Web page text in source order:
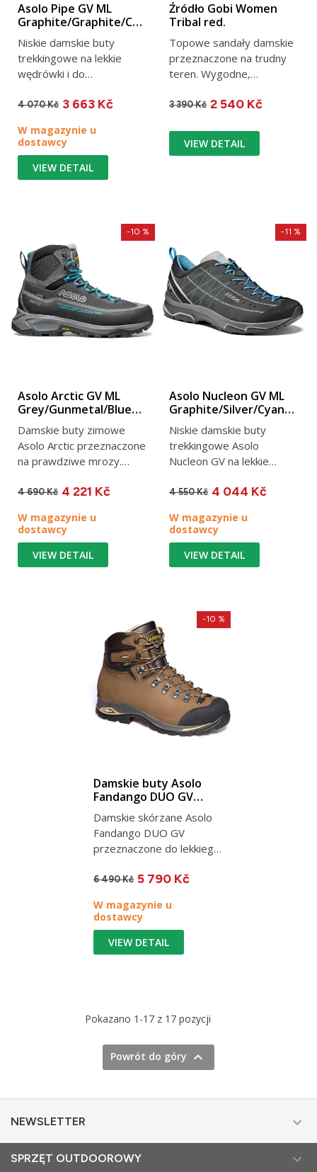
Asolo Pipe GV ML
Graphite/Graphite/Cyan
blue
Niskie damskie buty
trekkingowe na lekkie
wędrówki i do
Połączenie...
4 070 Kč 3 663 Kč
W magazynie u
dostawcy
VIEW DETAIL
Źródło Gobi Women
Tribal red.
Topowe sandały damskie
przeznaczone na trudny
teren. Wygodne,
wytrzymałe i trwałe.
3 390 Kč 2 540 Kč
VIEW DETAIL
Asolo Arctic GV ML
Grey/Gunmetal/Blue
peacock.
Damskie buty zimowe
Asolo Arctic przeznaczone
na prawdziwe mrozy.
4 690 Kč
-10 %
4 221 Kč
W magazynie u
dostawcy
VIEW DETAIL
Asolo Nucleon GV ML
Graphite/Silver/Cyan
blue.
Niskie damskie buty
trekkingowe Asolo
Nucleon GV na lekkie
codziennego noszenia....
4 550 Kč
-11 %
4 044 Kč
W magazynie u
dostawcy
VIEW DETAIL
Damskie buty Asolo
Fandango DUO GV
Brown
Damskie skórzane Asolo
Fandango DUO GV
przeznaczone do lekkiego
łonie...
6 490 Kč
-10 %
5 790 Kč
W magazynie u
dostawcy
VIEW DETAIL
Pokazano 1-17 z 17 pozycji
Powrót do góry 
NEWSLETTER 
SPRZĘT OUTDOOROWY 